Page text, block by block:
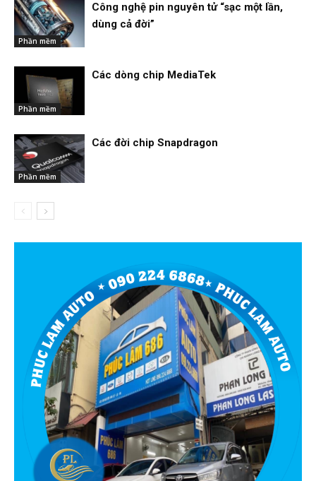
Phần mềm
Công nghệ pin nguyên tử “sạc một lần,
dùng cả đời”
Phần mềm
Các dòng chip MediaTek
Phần mềm
Các đời chip Snapdragon